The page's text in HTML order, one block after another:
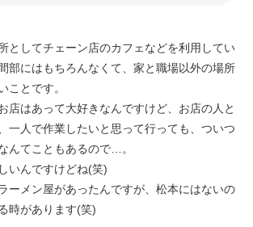
としてチェーン店のカフェなどを利用してい
部にはもちろんなくて、家と職場以外の場所
ことです。
店はあって大好きなんですけど、お店の人と
一人で作業したいと思って行っても、ついつ
んてこともあるので…。
いんですけどね(笑)
ーメン屋があったんですが、松本にはないの
時があります(笑)